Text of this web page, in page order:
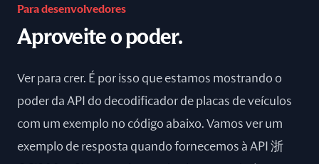
Para desenvolvedores
Aproveite o poder.
Ver para crer. É por isso que estamos mostrando o
poder da API do decodificador de placas de veículos
com um exemplo no código abaixo. Vamos ver um
exemplo de resposta quando fornecemos à API 浙